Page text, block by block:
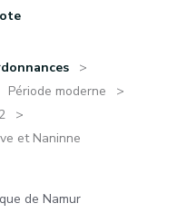
Période moderne
et Naninne
de Namur